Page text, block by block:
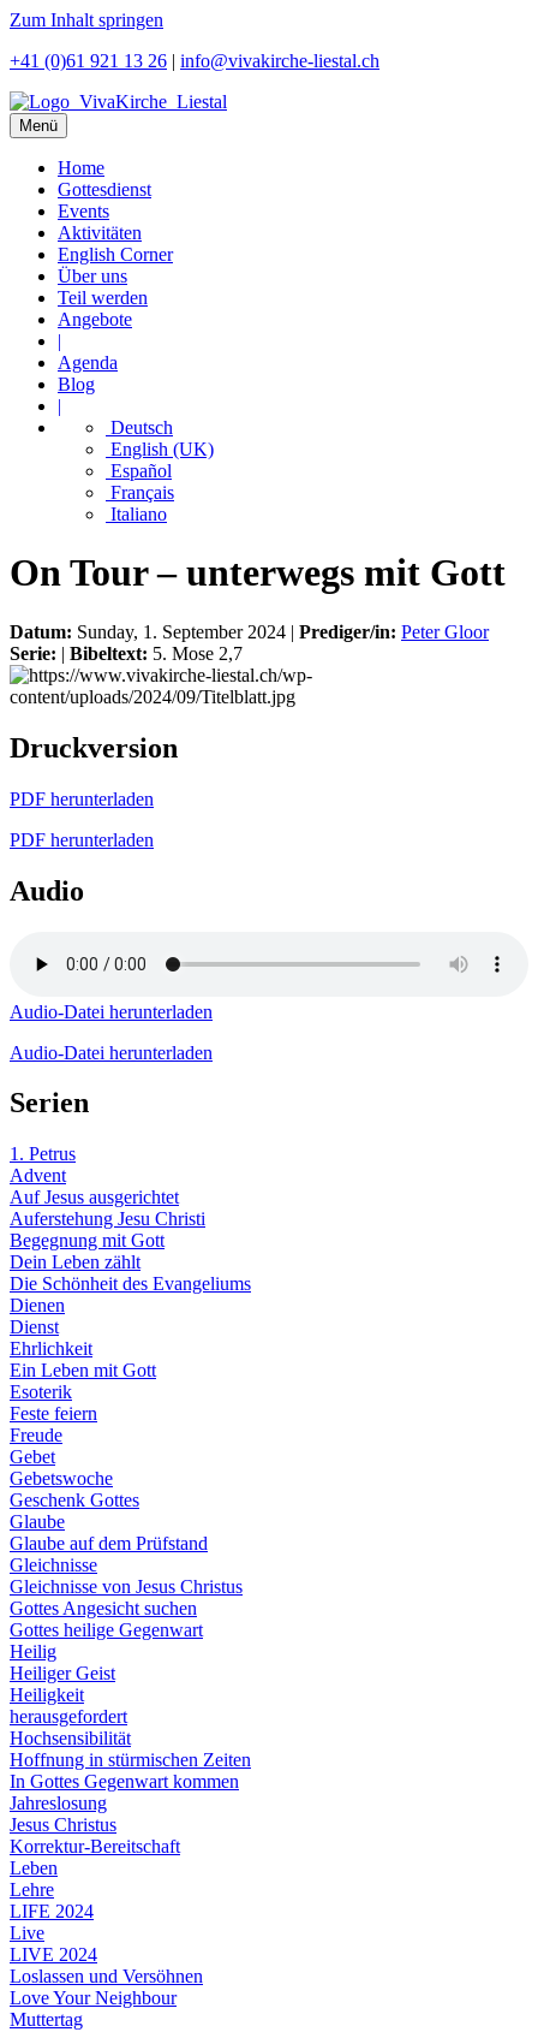
Zum Inhalt springen
+41 (0)61 921 13 26 | info@vivakirche-liestal.ch
Menü
Home
Gottesdienst
Events
Aktivitäten
English Corner
Über uns
Teil werden
Angebote
|
Agenda
Blog
|
Deutsch
English (UK)
Español
Français
Italiano
On Tour – unterwegs mit Gott
Datum: Sunday, 1. September 2024 | Prediger/in: Peter Gloor
Serie: | Bibeltext: 5. Mose 2,7
Druckversion
PDF herunterladen
PDF herunterladen
Audio
Audio-Datei herunterladen
Audio-Datei herunterladen
Serien
1. Petrus
Advent
Auf Jesus ausgerichtet
Auferstehung Jesu Christi
Begegnung mit Gott
Dein Leben zählt
Die Schönheit des Evangeliums
Dienen
Dienst
Ehrlichkeit
Ein Leben mit Gott
Esoterik
Feste feiern
Freude
Gebet
Gebetswoche
Geschenk Gottes
Glaube
Glaube auf dem Prüfstand
Gleichnisse
Gleichnisse von Jesus Christus
Gottes Angesicht suchen
Gottes heilige Gegenwart
Heilig
Heiliger Geist
Heiligkeit
herausgefordert
Hochsensibilität
Hoffnung in stürmischen Zeiten
In Gottes Gegenwart kommen
Jahreslosung
Jesus Christus
Korrektur-Bereitschaft
Leben
Lehre
LIFE 2024
Live
LIVE 2024
Loslassen und Versöhnen
Love Your Neighbour
Muttertag